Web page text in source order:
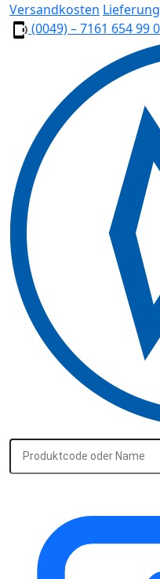
Versandkosten Lieferung
(0049) – 7161 654 99